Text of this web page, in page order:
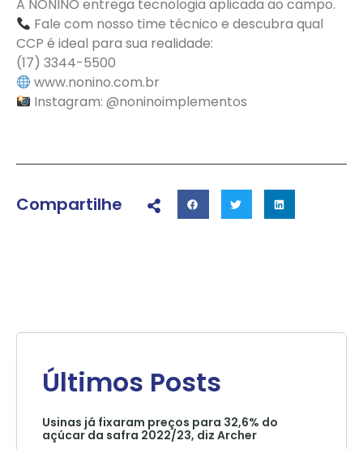
A NONINO entrega tecnologia aplicada ao campo.
Fale com nosso time técnico e descubra qual
CCP é ideal para sua realidade:​
(17) 3344-5500​
www.nonino.com.br​
Instagram: @noninoimplementos
Compartilhe
Últimos Posts
Usinas já fixaram preços para 32,6% do
açúcar da safra 2022/23, diz Archer